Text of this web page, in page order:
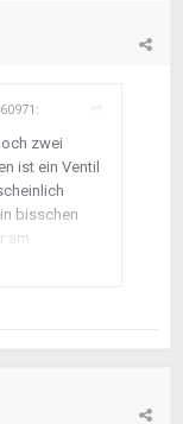
:
zwei
ist ein Ventil
bisschen
am